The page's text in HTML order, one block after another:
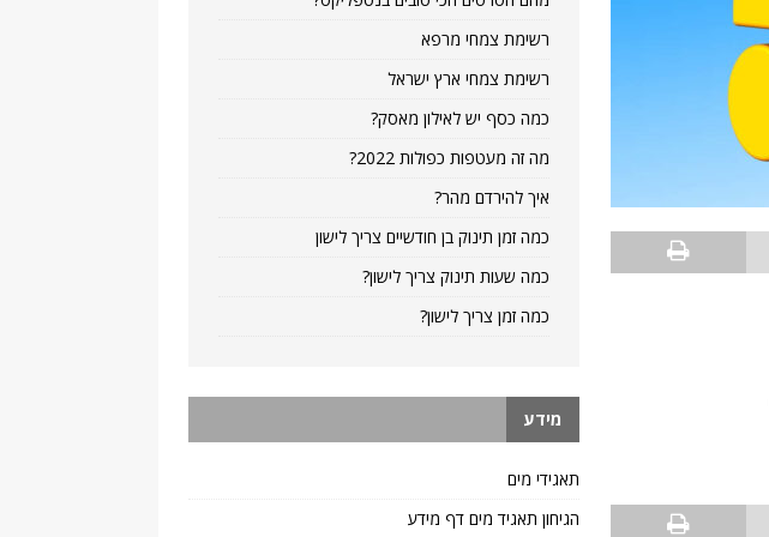
רשימת צמחי מרפא
רשימת צמחי ארץ ישראל
כמה כסף יש לאילון מאסק?
מה זה מעטפות כפולות 2022?
איך להירדם מהר?
כמה זמן תינוק בן חודשיים צריך לישון
כמה שעות תינוק צריך לישון?
כמה זמן צריך לישון?
מידע
תאגידי מים
הגיחון תאגיד מים דף מידע